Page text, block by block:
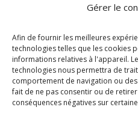
Gérer le
Afin de fournir les meilleures
technologies telles que les cookies
informations relatives à l'appareil.
technologies nous permettra de
comportement de navigation ou
fait de ne pas consentir ou de
conséquences négatives sur
OFFRE D’EMPLOI
Offre d’emploi Préposé
13 juillet 2026 - 20 h 14 min
Offre d’emploi Préposé à